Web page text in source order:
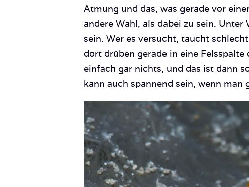
Atmung und das, was gerade vor
andere Wahl, als dabei zu sein.
sein. Wer es versucht, taucht
dort drüben gerade in eine
einfach gar nichts, und das ist dann
kann auch spannend sein, wenn man